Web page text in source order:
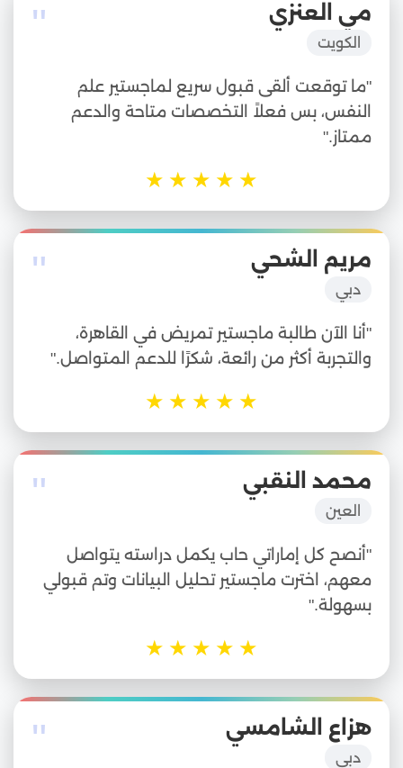
" مي العنزي
الكويت
"ما توقعت ألقى قبول سريع لماجستير علم
النفس، بس فعلاً التخصصات متاحة والدعم
ممتاز."
★
★
★
★
★
" مريم الشحي
دبي
"أنا الآن طالبة ماجستير تمريض في القاهرة،
والتجربة أكثر من رائعة، شكرًا للدعم المتواصل."
★
★
★
★
★
" محمد النقبي
العين
"أنصح كل إماراتي حاب يكمل دراسته يتواصل
معهم، اخترت ماجستير تحليل البيانات وتم قبولي
بسهولة."
★
★
★
★
★
" هزاع الشامسي
دبي